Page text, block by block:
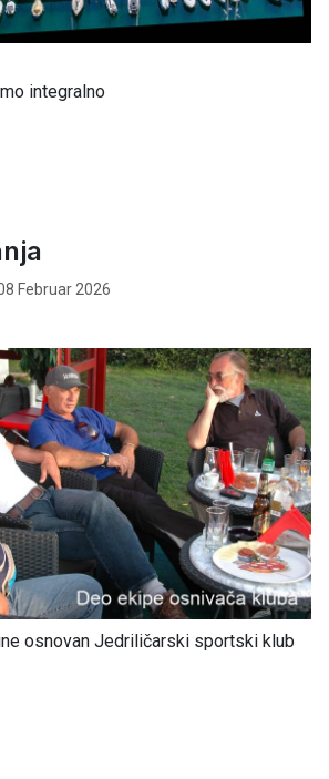
integralno
Februar 2026
osnovan Jedriličarski sportski klub